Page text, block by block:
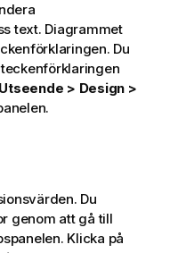
text. Diagrammet
Du
Utseende > Design >
Du
genom att gå till
Klicka på